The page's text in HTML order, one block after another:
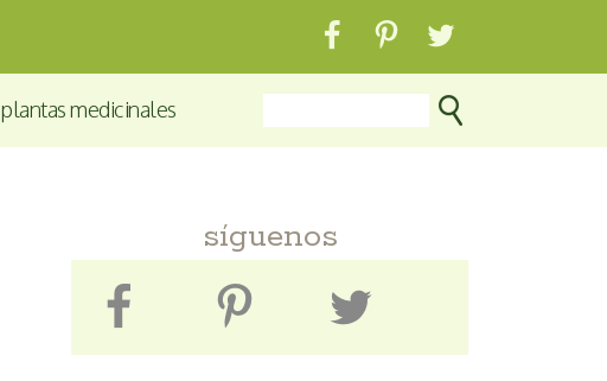
plantas medicinales
síguenos